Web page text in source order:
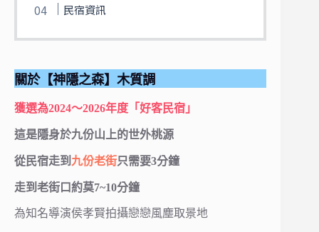
民宿資訊
關於【神隱之森】木質調
獲選為2024～2026年度「好客民宿」
這是隱身於九份山上的世外桃源
從民宿走到 九份老街只需要3分鐘
走到老街口約莫7~10分鐘
為知名導演侯孝賢拍攝戀戀風塵取景地